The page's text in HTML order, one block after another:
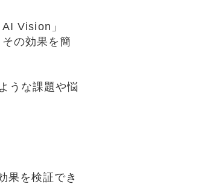
Vision」
の効果を簡
うな課題や悩
果を検証でき